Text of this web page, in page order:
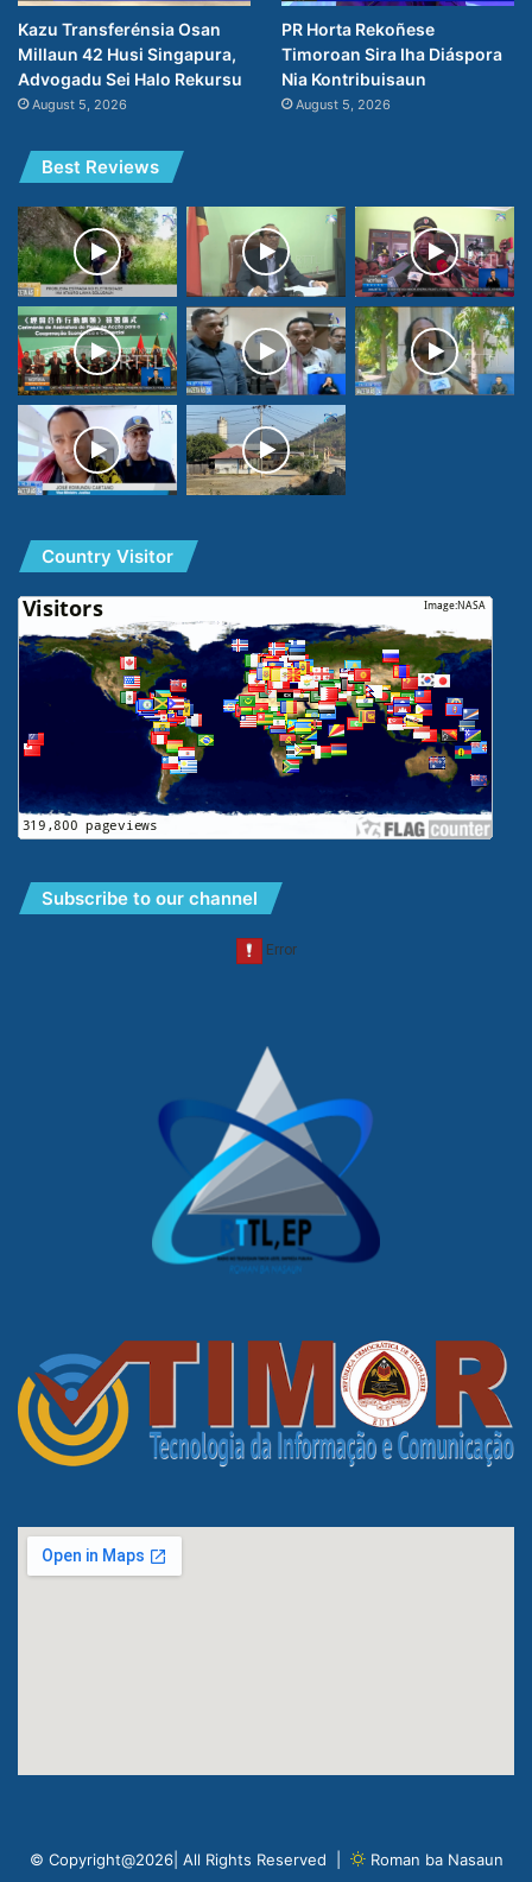
Kazu Transferénsia Osan
Millaun 42 Husi Singapura,
Advogadu Sei Halo Rekursu
August 5, 2026
PR Horta Rekoñese
Timoroan Sira Iha Diáspora
Nia Kontribuisaun
August 5, 2026
Best Reviews
Country Visitor
Subscribe to our channel
© Copyright@2026| All Rights Reserved | Roman ba Nasaun